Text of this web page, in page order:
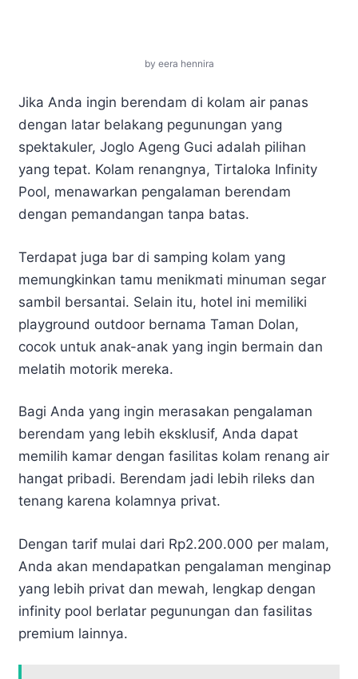
by eera hennira
Jika Anda ingin berendam di kolam air panas
dengan latar belakang pegunungan yang
spektakuler, Joglo Ageng Guci adalah pilihan
yang tepat. Kolam renangnya, Tirtaloka Infinity
Pool, menawarkan pengalaman berendam
dengan pemandangan tanpa batas.
Terdapat juga bar di samping kolam yang
memungkinkan tamu menikmati minuman segar
sambil bersantai. Selain itu, hotel ini memiliki
playground outdoor bernama Taman Dolan,
cocok untuk anak-anak yang ingin bermain dan
melatih motorik mereka.
Bagi Anda yang ingin merasakan pengalaman
berendam yang lebih eksklusif, Anda dapat
memilih kamar dengan fasilitas kolam renang air
hangat pribadi. Berendam jadi lebih rileks dan
tenang karena kolamnya privat.
Dengan tarif mulai dari Rp2.200.000 per malam,
Anda akan mendapatkan pengalaman menginap
yang lebih privat dan mewah, lengkap dengan
infinity pool berlatar pegunungan dan fasilitas
premium lainnya.